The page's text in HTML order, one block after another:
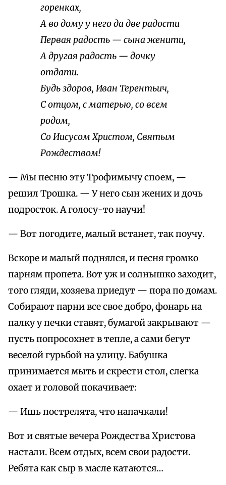
горенках,
А во дому у него да две радости
Первая радость — сына женити,
А другая радость — дочку
отдати.
Будь здоров, Иван Терентьич,
С отцом, с матерью, со всем
родом,
Со Иисусом Христом, Святым
Рождеством!
— Мы песню эту Трофимычу споем, —
решил Трошка. — У него сын жених и дочь
подросток. А голосу-то научи!
— Вот погодите, малый встанет, так поучу.
Вскоре и малый поднялся, и песня громко
парням пропета. Вот уж и солнышко заходит,
того гляди, хозяева приедут — пора по домам.
Собирают парни все свое добро, фонарь на
палку у печки ставят, бумагой закрывают —
пусть попросохнет в тепле, а сами бегут
веселой гурьбой на улицу. Бабушка
принимается мыть и скрести стол, слегка
охает и головой покачивает:
— Ишь пострелята, что напачкали!
Вот и святые вечера Рождества Христова
настали. Всем отдых, всем свои радости.
Ребята как сыр в масле катаются…